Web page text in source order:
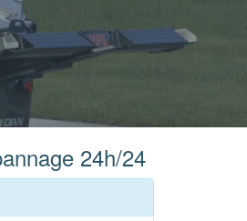
24h/24